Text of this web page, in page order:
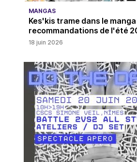
MANGAS
Kes'kis trame dans le manga
recommandations de l'été
18 juin 2026